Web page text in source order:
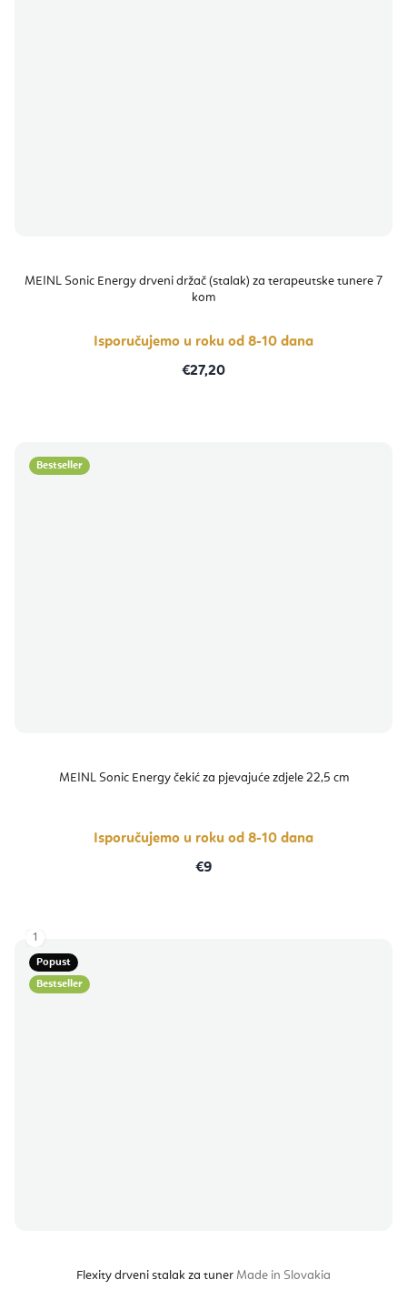
MEINL Sonic Energy drveni držač (stalak) za terapeutske tunere 7
kom
Isporučujemo u roku od 8-10 dana
€27,20
Bestseller
MEINL Sonic Energy čekić za pjevajuće zdjele 22,5 cm
Isporučujemo u roku od 8-10 dana
€9
Popust
Bestseller
Flexity drveni stalak za tuner Made in Slovakia
1